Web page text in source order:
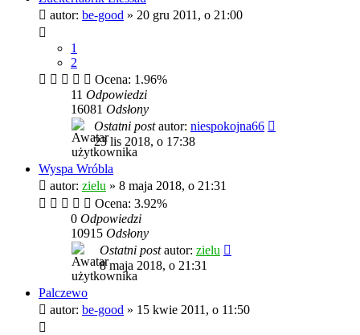
autor: be-good » 20 gru 2011, o 21:00
1
2
Ocena: 1.96%
11 Odpowiedzi
16081 Odsłony
Ostatni postautor: niespokojna66
23 lis 2018, o 17:38
Wyspa Wróbla
autor: zielu » 8 maja 2018, o 21:31
Ocena: 3.92%
0 Odpowiedzi
10915 Odsłony
Ostatni postautor: zielu
8 maja 2018, o 21:31
Palczewo
autor: be-good » 15 kwie 2011, o 11:50